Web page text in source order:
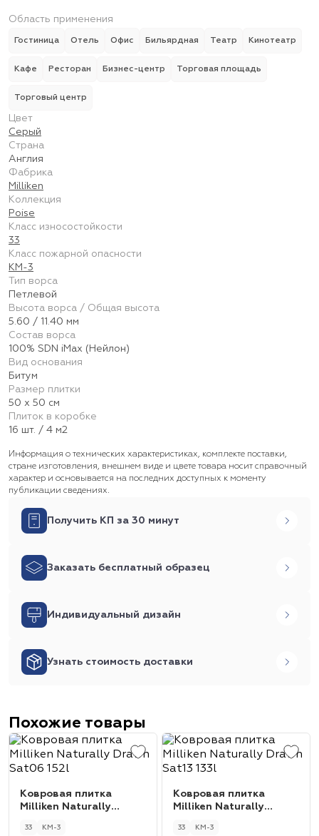
Область применения
Гостиница Отель Офис Бильярдная Театр Кинотеатр
Кафе Ресторан Бизнес-центр Торговая площадь
Торговый центр
Цвет
Серый
Страна
Англия
Фабрика
Milliken
Коллекция
Poise
Класс износостойкости
33
Класс пожарной опасности
КМ-3
Тип ворса
Петлевой
Высота ворса / Общая высота
5.60 / 11.40 мм
Состав ворса
100% SDN iMax (Нейлон)
Вид основания
Битум
Размер плитки
50 х 50 см
Плиток в коробке
16 шт. / 4 м2
Информация о технических характеристиках, комплекте поставки,
стране изготовления, внешнем виде и цвете товара носит справочный
характер и основывается на последних доступных к моменту
публикации сведениях.
Получить КП за 30 минут
Заказать бесплатный образец
Индивидуальный дизайн
Узнать стоимость доставки
Похожие товары
Ковровая плитка
Milliken Naturally
33 КМ-3
Ковровая плитка
Milliken Naturally
33 КМ-3